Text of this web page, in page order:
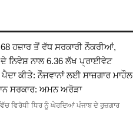
68 ਹਜ਼ਾਰ ਤੋਂ ਵੱਧ ਸਰਕਾਰੀ ਨੌਕਰੀਆਂ,
ਨਿਵੇਸ਼ ਨਾਲ 6.36 ਲੱਖ ਪ੍ਰਾਈਵੇਟ
ਕੀਤੇ: ਨੌਜਵਾਨਾਂ ਲਈ ਸਾਜ਼ਗਾਰ ਮਾਹੌਲ
ਸਰਕਾਰ: ਅਮਨ ਅਰੋੜਾ
ਵਿਰੋਧੀ ਧਿਰ ਨੂੰ ਘੇਰਦਿਆਂ ਪੰਜਾਬ ਦੇ ਰੁਜ਼ਗਾਰ